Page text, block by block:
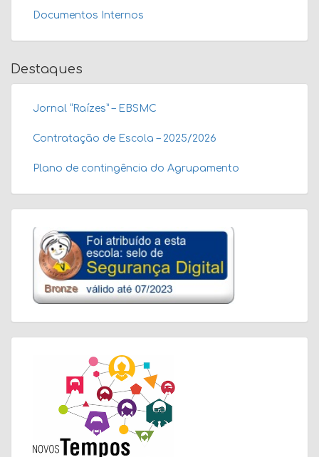
Documentos Internos
Destaques
Jornal “Raízes” – EBSMC
Contratação de Escola – 2025/2026
Plano de contingência do Agrupamento